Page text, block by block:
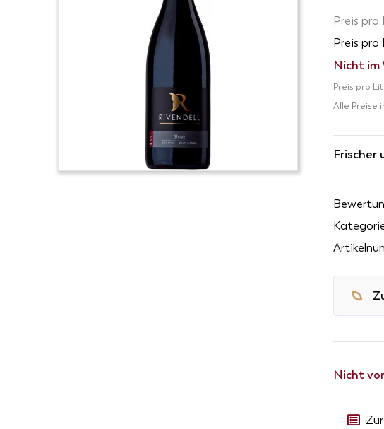
Preis pro
Preis
Nicht im
Preis pro
Alle Preise
Frischer
Nicht